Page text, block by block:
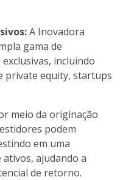
A Inovadora
gama de
incluindo
private equity, startups
meio da originação
podem
em uma
ativos, ajudando a
de retorno.